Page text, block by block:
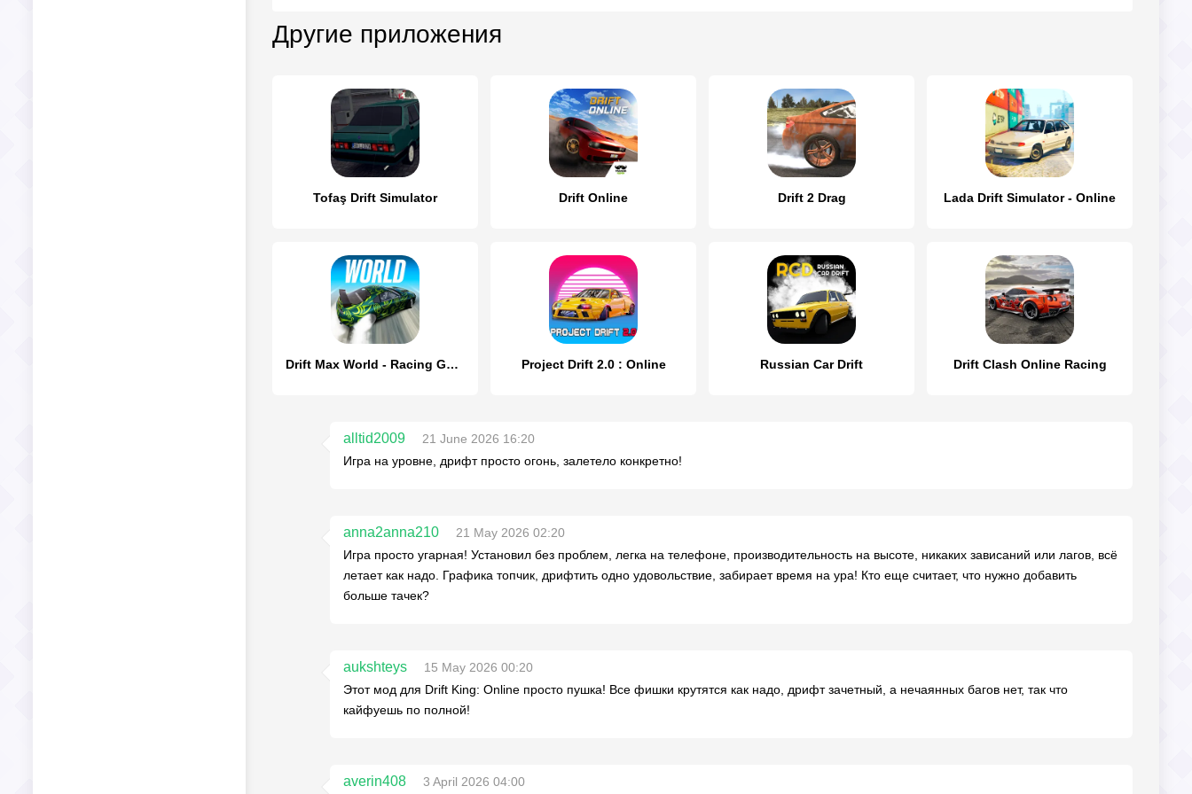
Другие приложения
Tofaş Drift Simulator Drift Online Drift 2 Drag Lada Drift Simulator - Online
Drift Max World - Racing Game Project Drift 2.0 : Online Russian Car Drift Drift Clash Online Racing
alltid2009
21 June 2026 16:20
Игра на уровне, дрифт просто огонь, залетело конкретно!
anna2anna210
21 May 2026 02:20
Игра просто угарная! Установил без проблем, легка на телефоне, производительность на высоте, никаких зависаний или лагов, всё
летает как надо. Графика топчик, дрифтить одно удовольствие, забирает время на ура! Кто еще считает, что нужно добавить
больше тачек?
aukshteys
15 May 2026 00:20
Этот мод для Drift King: Online просто пушка! Все фишки крутятся как надо, дрифт зачетный, а нечаянных багов нет, так что
кайфуешь по полной!
averin408 3 April 2026 04:00